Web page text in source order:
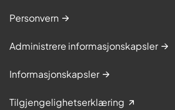
Personvern
Administrere informasjonskapsler
Informasjonskapsler
Tilgjengelighetserklæring